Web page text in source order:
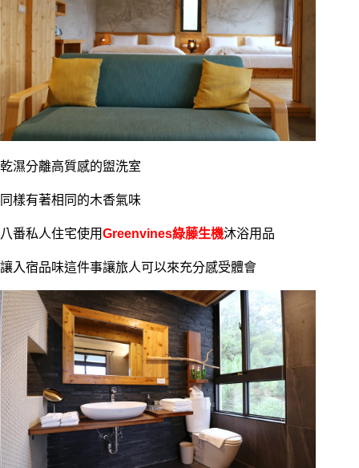
乾濕分離高質感的盥洗室
同樣有著相同的木香氣味
八番私人住宅使用Greenvines綠藤生機沐浴用品
讓入宿品味這件事讓旅人可以來充分感受體會